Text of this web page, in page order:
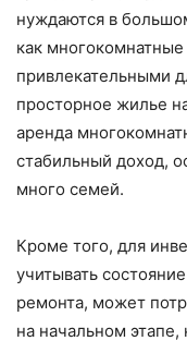
нуждаются в
как
привлекательными
просторное жилье
аренда
стабильный доход,
много семей.
Кроме того, для
учитывать
ремонта, может
на начальном